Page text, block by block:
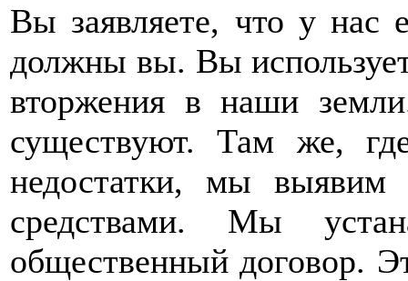
Вы заявляете, что у нас
должны вы. Вы
вторжения в наши
существуют. Там же,
недостатки, мы
средствами. Мы
общественный договор.